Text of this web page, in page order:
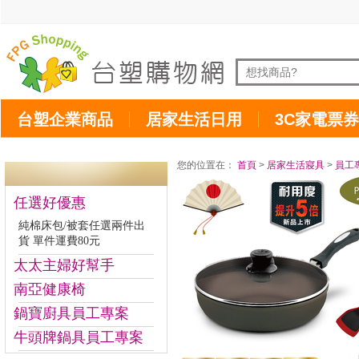
台塑企業商品 居家生活日用 3C家電票券
任選好優惠
純棉床包/被套任選兩件出
貨 單件運費80元
太太主婦好幫手
南亞健康椅
鍋寶廚具員工專案
牛頭牌鍋具員工專案
您的位置在： 首頁 > 居家生活寢具 > 員工